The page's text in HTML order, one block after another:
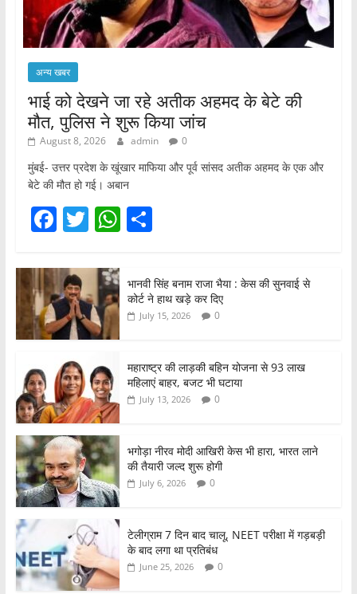
अन्य खबर
भाई को देखने जा रहे अतीक अहमद के बेटे की
मौत, पुलिस ने शुरू किया जांच
August 8, 2026 admin 0
मुंबई- उत्तर प्रदेश के खूंखार माफिया और पूर्व सांसद अतीक अहमद के एक और
बेटे की मौत हो गई। अबान
F
c
e
b
o
o
k
T
itt
er
W
s
A
p
S
ar
e
भानवी सिंह बनाम राजा भैया : केस की सुनवाई से
कोर्ट ने हाथ खड़े कर दिए
July 15, 2026 0
महाराष्ट्र की लाड़की बहिन योजना से 93 लाख
महिलाएं बाहर, बजट भी घटाया
July 13, 2026 0
भगोड़ा नीरव मोदी आखिरी केस भी हारा, भारत लाने
की तैयारी जल्द शुरू होगी
July 6, 2026 0
टेलीग्राम 7 दिन बाद चालू, NEET परीक्षा में गड़बड़ी
के बाद लगा था प्रतिबंध
June 25, 2026 0